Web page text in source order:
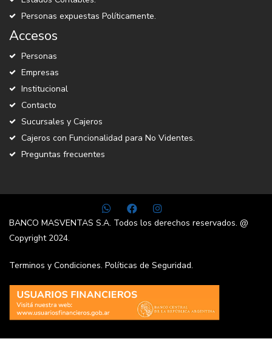
Personas expuestas Políticamente.
Accesos
Personas
Empresas
Institucional
Contacto
Sucursales y Cajeros
Cajeros con Funcionalidad para No Videntes.
Preguntas frecuentes
BANCO MASVENTAS S.A. Todos los derechos reservados. @
Copyright 2024.
Terminos y Condiciones. Políticas de Seguridad.